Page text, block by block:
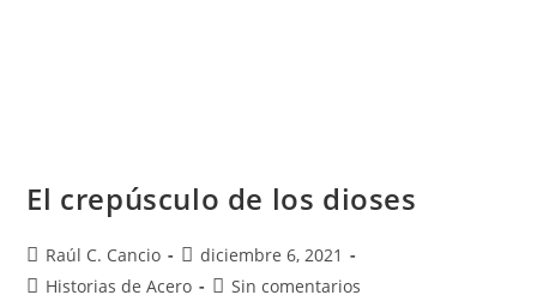
El crepúsculo de los dioses
Raúl C. Cancio
diciembre 6, 2021
Historias de Acero
Sin comentarios